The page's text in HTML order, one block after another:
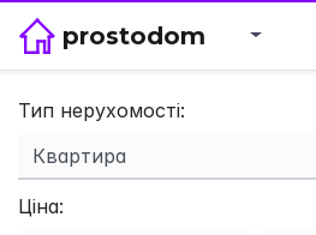
prostodom
Тип нерухомості:
Ціна: